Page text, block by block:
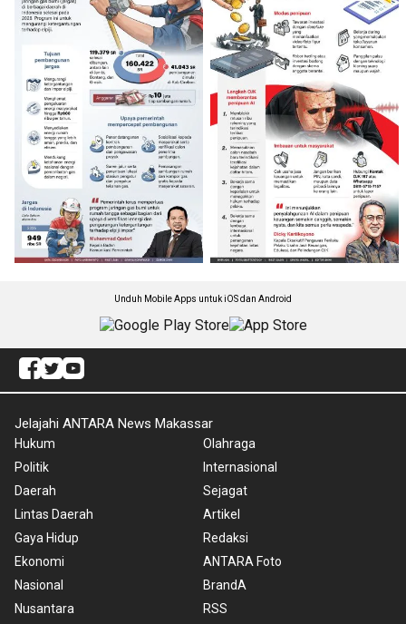
Unduh Mobile Apps untuk iOS dan Android
Jelajahi ANTARA News Makassar
Hukum
Politik
Daerah
Lintas Daerah
Gaya Hidup
Ekonomi
Nasional
Nusantara
Olahraga
Internasional
Sejagat
Artikel
Redaksi
ANTARA Foto
BrandA
RSS